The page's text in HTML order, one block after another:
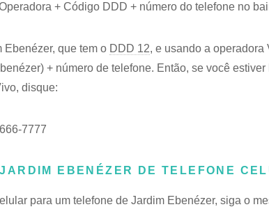
+ Código DDD + número do telefone no
Ebenézer, que tem o DDD 12, e usando a operadora
+ número de telefone. Então, se você
disque:
7777
EBENÉZER DE TELEFONE
para um telefone de Jardim Ebenézer, siga o